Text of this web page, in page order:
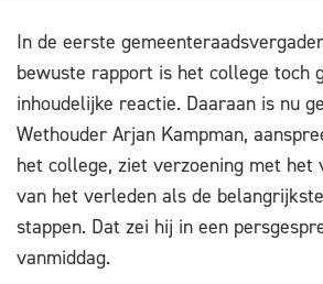
In de eerste
bewuste rapport is het college toch
inhoudelijke reactie. Daaraan is nu
Wethouder Arjan Kampman,
het college, ziet verzoening met het
van het verleden als de
stappen. Dat zei hij in een
vanmiddag.